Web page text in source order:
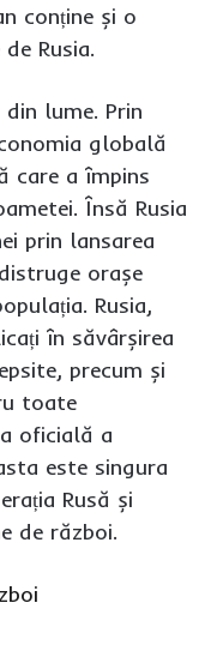
conține și o
Rusia.
lume. Prin
globală
care a împins
Însă Rusia
prin lansarea
orașe
Rusia,
în săvârșirea
precum și
toate
oficială a
este singura
Rusă și
de război.